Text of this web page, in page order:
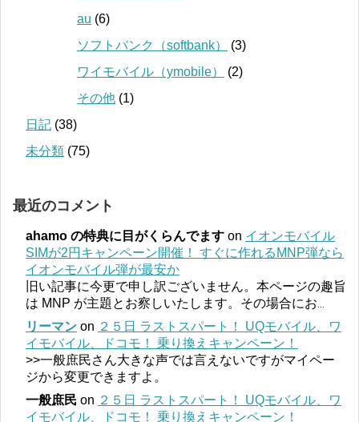
au (6)
ソフトバンク（softbank）
(3)
ワイモバイル（ymobile）
(2)
その他 (1)
日記 (38)
未分類 (75)
最近のコメント
ahamo の特典に目がくらんでます on イオンモバイル
SIMが2円キャンペーン開催！ すぐに作れるMNP弾なら
イオンモバイル弾が最安か
旧い記事に今更で申し訳ございません。本ページの趣旨
は MNP が主題とお察しいたします。その場合にお
リーマン on ２５日 ラストスパート！ UQモバイル、ワ
イモバイル、ドコモ！ 乗り換えキャンペーン！
>>一般庶民さん大きな声では言えないですがマイペー
ジから変更できますよ。
一般庶民 on ２５日 ラストスパート！ UQモバイル、ワ
イモバイル、ドコモ！ 乗り換えキャンペーン！